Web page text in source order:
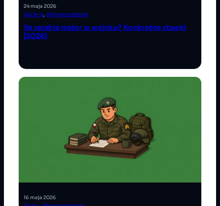
24 maja 2026
Kariera, Wynagrodzenia
Ile zarabia major w wojsku? Konkretne stawki
[2026]
16 maja 2026